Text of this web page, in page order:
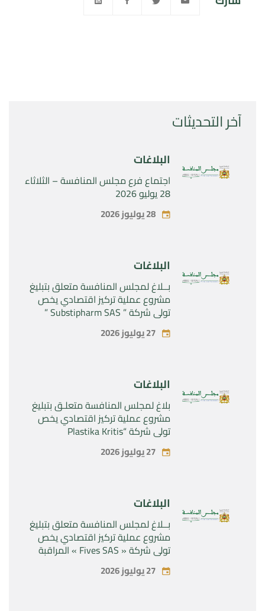
آخر التحديثات
البلاغات
اجتماع فرع مجلس المنافسة – الثلاثاء
28 يوليو 2026
28 يوليوز 2026
البلاغات
بــلاغ لمجلس المنافسة متعلق بتبليغ
مشروع عملية تركيز اقتصادي يخص
تولي شركة ” Substipharm SAS ”
المراقبة الحصرية للأصول والحقوق
المتعلقة بالمنتجين الصيدلانيين”
27 يوليوز 2026
البلاغات
بلاغ لمجلس المنافسة متعلـق بتبليغ
مشروع عملية تركيز اقتصادي يخص
تولي شركة “Plastika Kritis
SA”المراقبة الحصرية لشركة
“Naturplas Industrial SARL” 27 يوليوز 2026
البلاغات
بــلاغ لمجلس المنافسة متعلق بتبليغ
مشروع عملية تركيز اقتصادي يخص
تولي شركة « Fives SAS » المراقبة
SAS »27 يوليوز 2026